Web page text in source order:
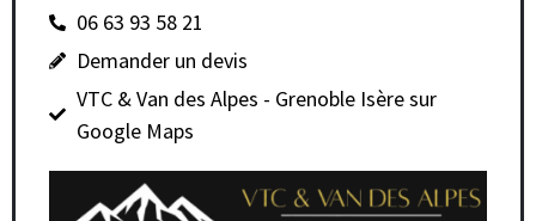
06 63 93 58 21
Demander un devis
VTC & Van des Alpes - Grenoble Isère sur
Google Maps